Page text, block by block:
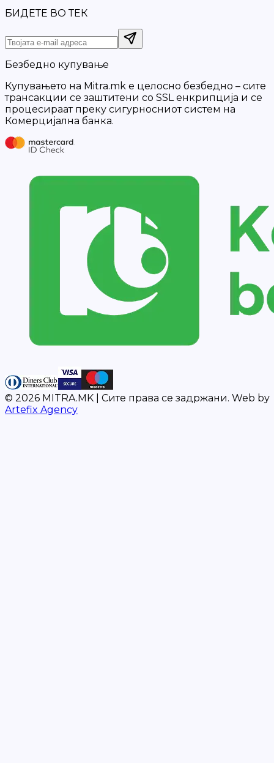
БИДЕТЕ ВО ТЕК
Безбедно купување
Купувањето на Mitra.mk е целосно безбедно – сите
трансакции се заштитени со SSL енкрипција и се
процесираат преку сигурносниот систем на
Комерцијална банка.
© 2026 MITRA.MK | Сите права се задржани. Web by
Artefix Agency